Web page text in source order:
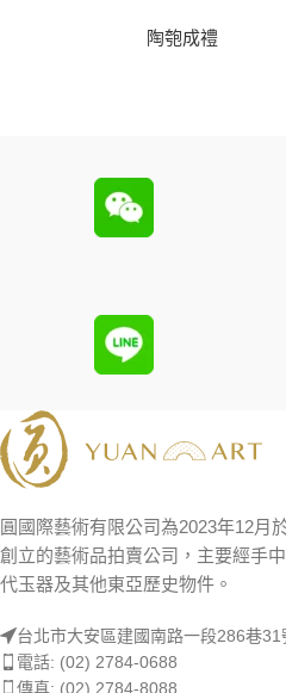
陶匏成禮
圓國際藝術有限公司為2023年12月
創立的藝術品拍賣公司，主要經手
代玉器及其他東亞歷史物件。
台北市大安區建國南路一段286巷31
電話: (02) 2784-0688
傳真: (02) 2784-8088